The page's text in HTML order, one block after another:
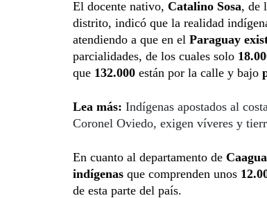
El docente nativo, Catalino Sosa, de
distrito, indicó que la realidad
atendiendo a que en el Paraguay
parcialidades, de los cuales solo
que 132.000 están por la calle y bajo
Lea más: Indígenas apostados al
Coronel Oviedo, exigen víveres y
En cuanto al departamento de
indígenas que comprenden unos
de esta parte del país.